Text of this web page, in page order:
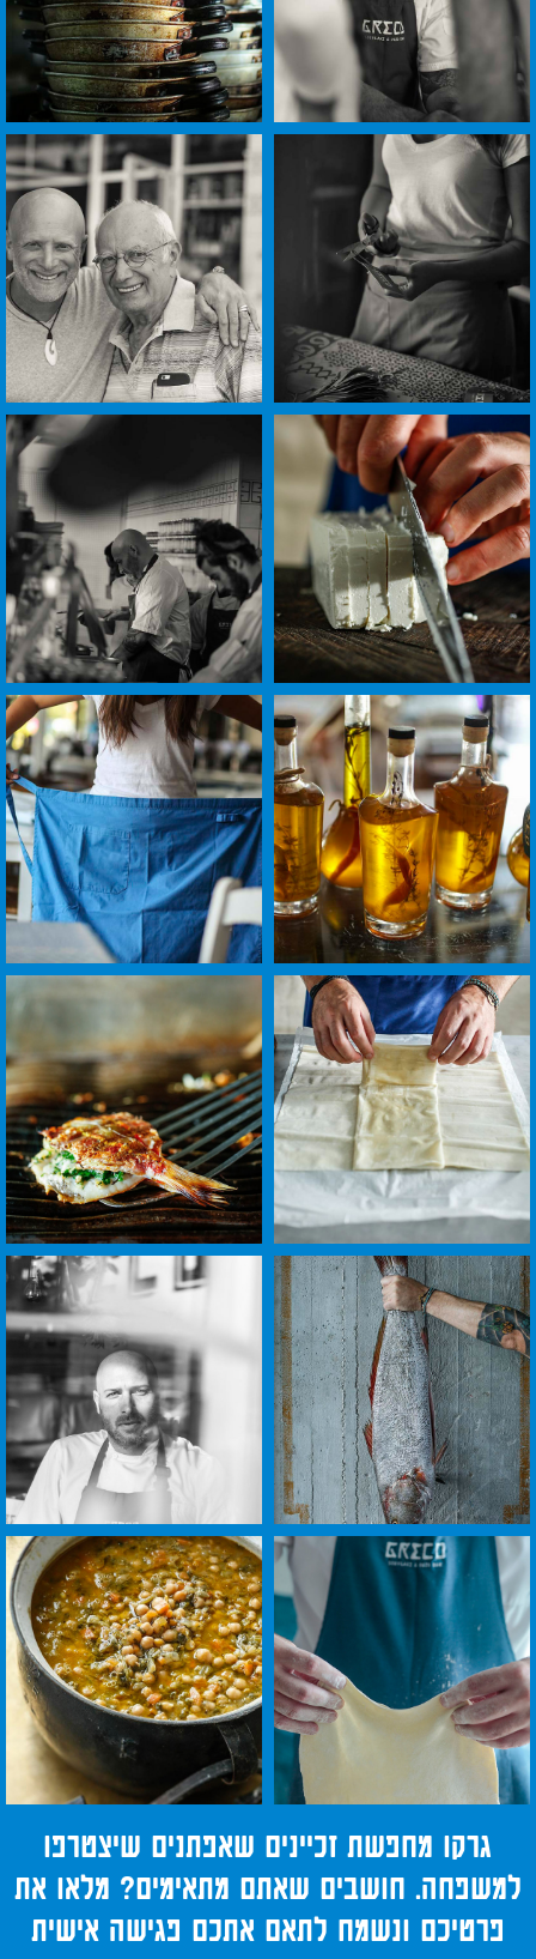
לפתיחת
התמונה
בגדול
-
+
לפתיחת
התמונה
בגדול
-
+
לפתיחת
-
+
לפתיחת
התמונה
בגדול
-
+
לפתיחת
התמונה
בגדול
+
לפתיחת
התמונה
בגדול
-
+
לפתיחת
בגדול
-
+
לפתיחת
התמונה
בגדול
+
לפתיחת
בגדול
-
+
לפתיחת
התמונה
בגדול
-
+
לפתיחת
התמונה
בגדול
-
+
לפתיחת
התמונה
בגדול
+
גרקו מחפשת זכיינים שאפתנים שיצטרפו
למשפחה. חושבים שאתם מתאימים? מלאו את
פרטיכם ונשמח לתאם אתכם פגישה אישית